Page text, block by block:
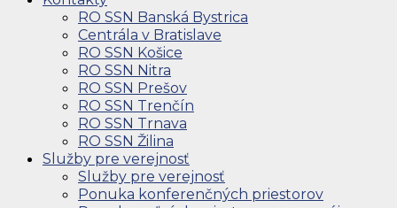
RO SSN Banská Bystrica
Centrála v Bratislave
RO SSN Košice
RO SSN Nitra
RO SSN Prešov
RO SSN Trenčín
RO SSN Trnava
RO SSN Žilina
Služby pre verejnosť
Služby pre verejnosť
Ponuka konferenčných priestorov